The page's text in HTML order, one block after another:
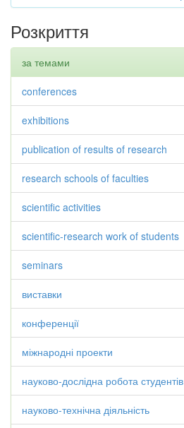
Розкриття
за темами
conferences
exhibitions
publication of results of research
research schools of faculties
scientific activities
scientific-research work of students
seminars
виставки
конференції
міжнародні проекти
науково-дослідна робота студентів
науково-технічна діяльність